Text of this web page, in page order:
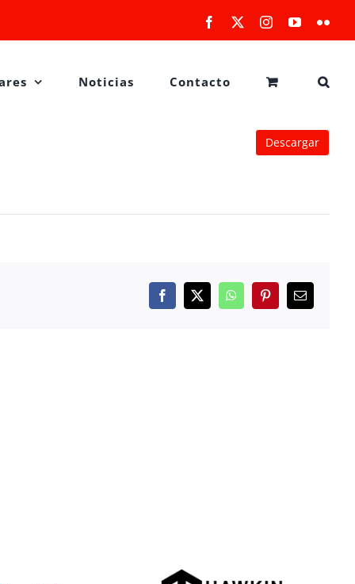
Facebook InstagramYouTube
Noticias Contacto
Descargar
Facebook
X WhatsAppPinterestCorreo
electrónico